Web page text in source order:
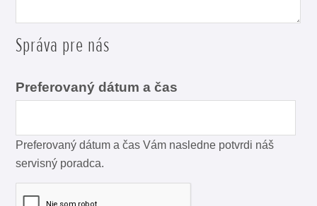
Správa pre nás
Preferovaný dátum a čas
Preferovaný dátum a čas Vám nasledne potvrdi náš
servisný poradca.